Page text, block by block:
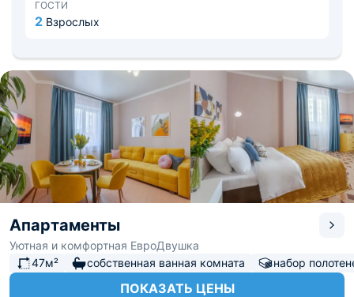
осмотреть Колокольню или прогуляться в сквере
Леснуха. Расстояние до аэропорта Курумоч — 29,9 км,
ГОСТИ
2 Взрослых
Апартаменты
Уютная и комфортная ЕвроДвушка
47м²
собственная ванная комната набор
ПОКАЗАТЬ ЦЕНЫ